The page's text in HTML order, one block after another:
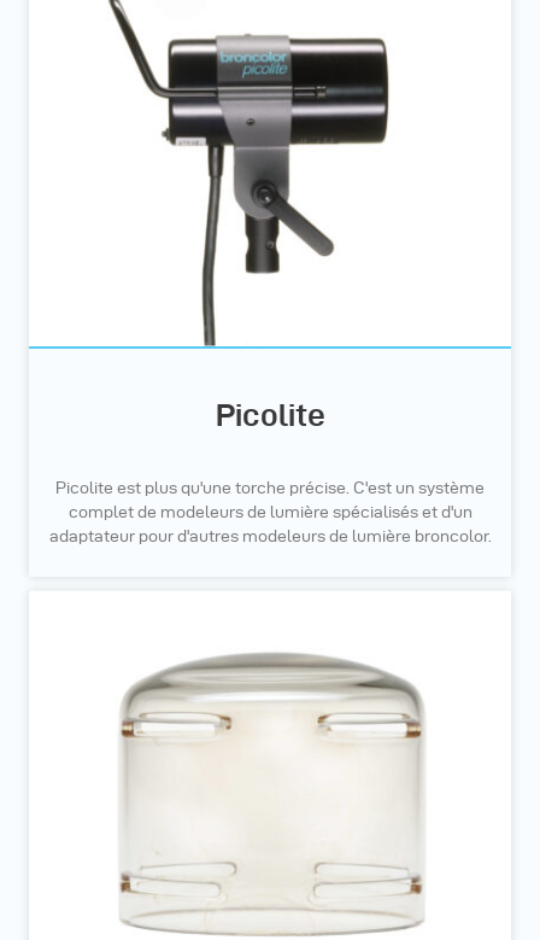
Picolite
Picolite est plus qu'une torche précise. C'est un système
complet de modeleurs de lumière spécialisés et d'un
adaptateur pour d'autres modeleurs de lumière broncolor.